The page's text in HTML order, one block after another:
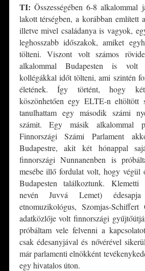
TI: Összességében 6-8
lakott térségben, a korábban említett
illetve mivel családanya is vagyok,
leghosszabb időszakok, amiket
tölteni. Viszont volt számos
alkalommal Budapesten is volt
kollégákkal időt tölteni, ami szintén
életének. Így történt, hogy
köszönhetően egy ELTE-n eltöltött
tanulhattam egy második számi
számit. Egy másik alkalommal
Finnországi Számi Parlament
Budapestre, akit két hónappal
finnországi Nunnanenben is
mesébe illő fordulat volt, hogy végül
Budapesten találkoztunk. Klemetti
nevén Juvvá Lemet)
etnomuzikológus, Szomjas-
adatközlője volt finnországi
próbáltam vele felvenni a
csak édesanyjával és nővérével
már parlamenti elnökként
egy hivatalos úton.